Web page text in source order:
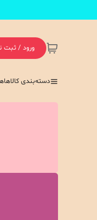
ورود / ثبت
دسته‌بندی کالاها